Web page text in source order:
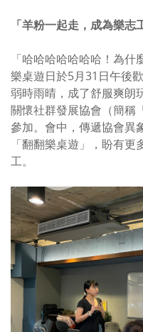
「羊粉一起走，成為樂
「哈哈哈哈哈哈哈！為
樂桌遊日於5月31 日午後
弱時雨晴，成了舒服爽朗
關懷社群發展協會（簡稱
參加。會中，傳遞協會異
「翻翻樂桌遊」，盼有
工。